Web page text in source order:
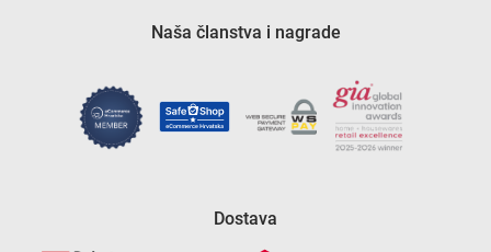
Naša članstva i nagrade
Dostava